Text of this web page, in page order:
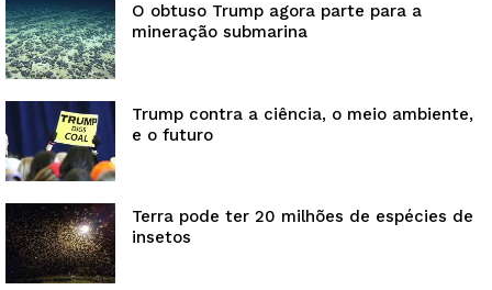
O obtuso Trump agora parte para a
mineração submarina
Trump contra a ciência, o meio ambiente,
e o futuro
Terra pode ter 20 milhões de espécies de
insetos